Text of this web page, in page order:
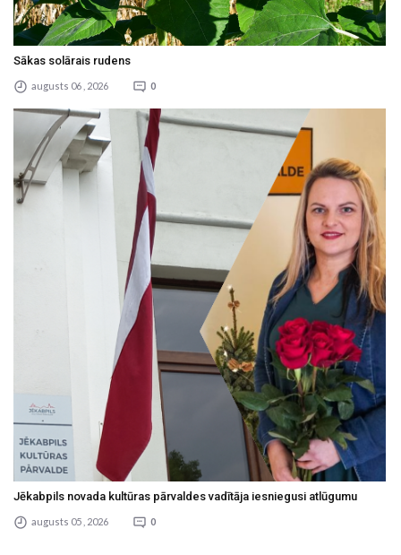
Sākas solārais rudens
augusts 06 , 2026 0
Jēkabpils novada kultūras pārvaldes vadītāja iesniegusi atlūgumu
augusts 05 , 2026 0